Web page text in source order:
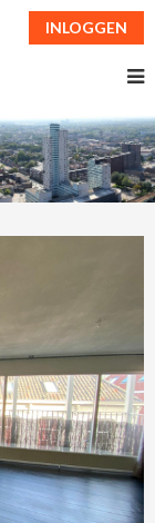
INLOGGEN